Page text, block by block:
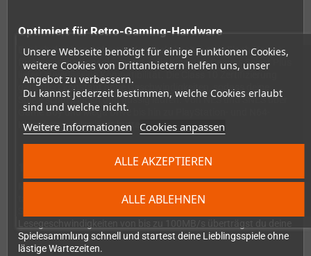
Unsere Webseite benötigt für einige Funktionen Cookies,
weitere Cookies von Drittanbietern helfen uns, unser
Angebot zu verbessern.
Du kannst jederzeit bestimmen, welche Cookies erlaubt
sind und welche nicht.
Weitere Informationen Cookies anpassen
ALLE ABLEHNEN
ALLE AKZEPTIEREN
Optimiert für Retro-Gaming-Hardware
Egal ob du einen Anbernic Handheld besitzt oder Flash-Karten
für klassische Konsolen nutzt – die Kingston Canvas Select Plus
liefert zuverlässige Kompatibilität. Die Class 10 Zertifizierung
garantiert konstant hohe Geschwindigkeiten, sodass deine
Spiele schnell laden und flüssig laufen. Von NES und SNES über
Game Boy und Mega Drive bis hin zu PlayStation- und N64-
Klassikern – alles läuft butterweich.
128GB für deine gesamte Gaming-Nostalgie
tausend Retro-Games speichern. Selbst umfangreiche ROM-
Spielesammlung schnell und startest deine Lieblingsspiele ohne
lästige Wartezeiten.